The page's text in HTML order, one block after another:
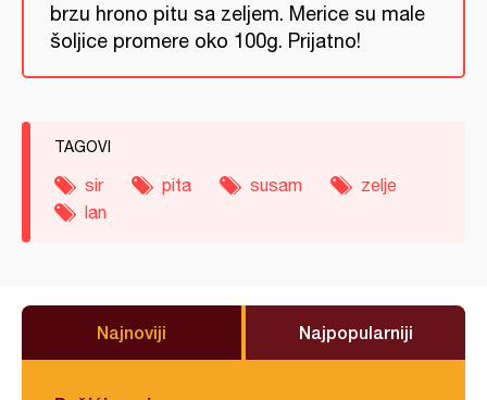
brzu hrono pitu sa zeljem. Merice su male
šoljice promere oko 100g. Prijatno!
TAGOVI
sir pita susam
zelje
lan
Najnoviji Najpopularniji